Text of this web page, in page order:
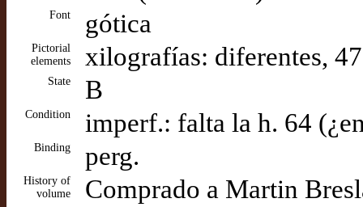
Font gótica
Pictorial
elements
xilografías: diferentes,
State B
Condition imperf.: falta la h. 64
Binding perg.
History of
volume
Comprado a Martin